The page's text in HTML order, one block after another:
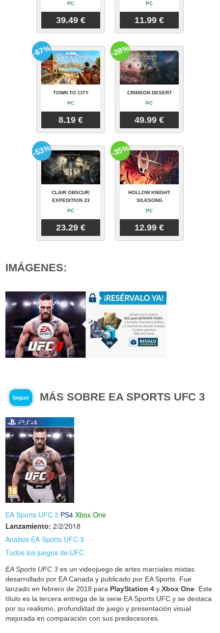
PC
39.49 €
PC
11.99 €
TOWN TO CITY
PC
8.19 €
-67%
CRIMSON DESERT
PC
49.99 €
-28%
CLAIR OBSCUR:
EXPEDITION 33
PC
23.29 €
-53%
HOLLOW KNIGHT:
SILKSONG
PC
12.99 €
-35%
IMÁGENES:
Seguir MÁS SOBRE EA SPORTS UFC 3
EA Sports UFC 3 PS4 Xbox One
Lanzamiento: 2/2/2018
Análisis EA Sports UFC 3
Todos los juegos de UFC
EA Sports UFC 3 es un videojuego de artes marciales mixtas
desarrollado por EA Canada y publicado por EA Sports. Fue
lanzado en febrero de 2018 para PlayStation 4 yXbox One. Este
título es la tercera entrega de la serie EA Sports UFC y se destaca
por su realismo, profundidad de juego y presentación visual
mejorada en comparación con sus predecesores.